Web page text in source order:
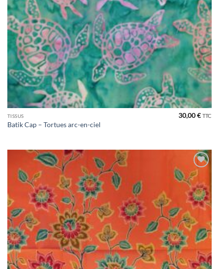
TISSUS
Batik Cap – Tortues arc-en-ciel
30,00€ TTC
Ajouter
à la liste
de
souhaits